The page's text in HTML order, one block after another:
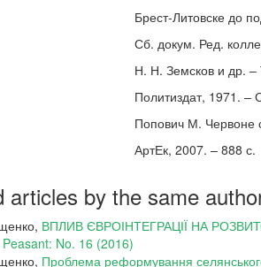
Брест-Литовске до
Сб. докум. Ред.
Н. Н. Земсков и др.
Политиздат, 1971. –
Попович М. Червоне
АртЕк, 2007. – 888 с.
articles by the same
ВПЛИВ ЄВРОІНТЕГРАЦІЇ НА
No. 16 (2016)
Проблема реформування